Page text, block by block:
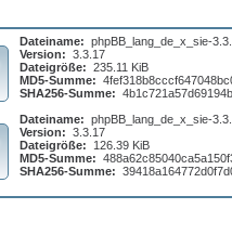
Dateiname: phpBB_lang_de_x_sie-
Version: 3.3.17
Dateigröße: 235.11 KiB
MD5-Summe:
SHA256-Summe:
Dateiname: phpBB_lang_de_x_sie-
Version: 3.3.17
Dateigröße:
126.39 KiB
MD5-Summe:
SHA256-Summe: